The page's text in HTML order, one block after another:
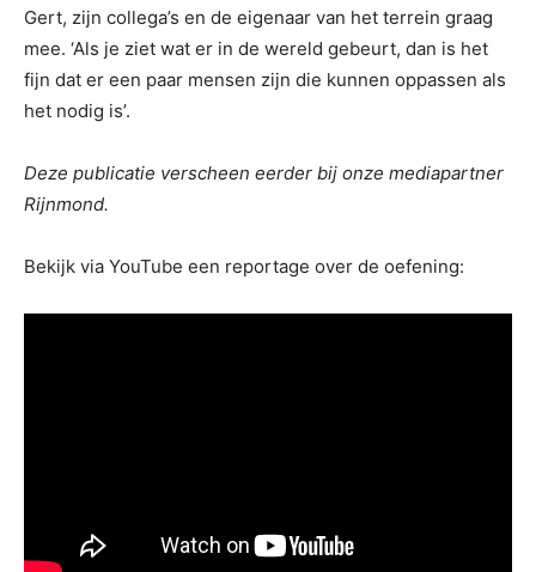
Gert, zijn collega’s en de eigenaar van het terrein graag
mee. ‘Als je ziet wat er in de wereld gebeurt, dan is het
fijn dat er een paar mensen zijn die kunnen oppassen als
het nodig is’.
Deze publicatie verscheen eerder bij onze mediapartner
Rijnmond.
Bekijk via YouTube een reportage over de oefening: